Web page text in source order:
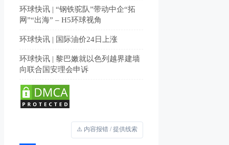
环球快讯 | “钢铁驼队”带动中企“拓
网”“出海” – H5环球视角
环球快讯 | 国际油价24日上涨
环球快讯 | 黎巴嫩就以色列越界建墙
向联合国安理会申诉
⚠️ 内容报错 / 提供线索